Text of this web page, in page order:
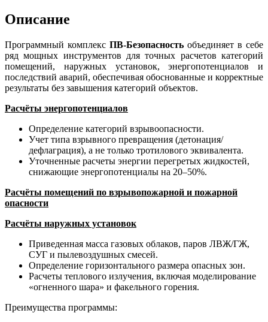
Описание
Программный комплекс ПВ-Безопасность объединяет в себе
ряд мощных инструментов для точных расчетов категорий
помещений, наружных установок, энергопотенциалов и
последствий аварий, обеспечивая обоснованные и корректные
результаты без завышения категорий объектов.
Расчёты энергопотенциалов
Определение категорий взрывоопасности.
Учет типа взрывного превращения (детонация/
дефлаграция), а не только тротилового эквивалента.
Уточненные расчеты энергии перегретых жидкостей,
снижающие энергопотенциалы на 20–50%.
Расчёты помещений по взрывопожарной и пожарной
опасности
Расчёты наружных установок
Приведенная масса газовых облаков, паров ЛВЖ/ГЖ,
СУГ и пылевоздушных смесей.
Определение горизонтального размера опасных зон.
Расчеты теплового излучения, включая моделирование
«огненного шара» и факельного горения.
Преимущества программы: